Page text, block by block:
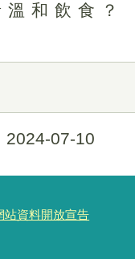
和飲食？
2024-07-10
站資料開放宣告